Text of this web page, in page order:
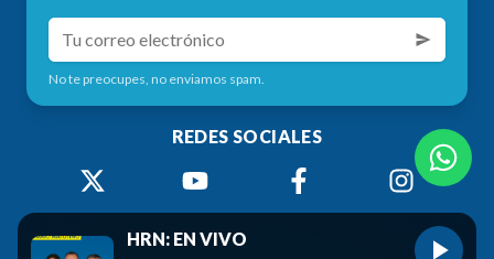
No te preocupes, no enviamos spam.
REDES SOCIALES
HRN: EN VIVO